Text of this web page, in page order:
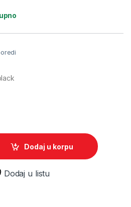
black quantity
Dodaj u korpu
Dodaj u listu